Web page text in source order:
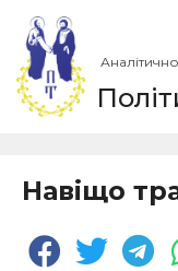
Навіщо